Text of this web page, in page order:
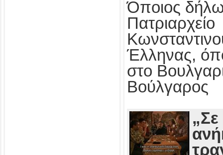
Όποιος
Πατριαρχείο
Έλληνας,
στο
Βούλγαρος